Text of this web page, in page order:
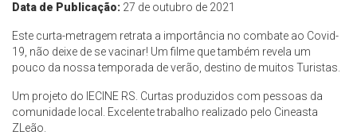
Data de Publicação: 27 de outubro de 2021
Este curta-metragem retrata a importância no combate ao Covid-
19, não deixe de se vacinar! Um filme que também revela um
pouco da nossa temporada de verão, destino de muitos Turistas.
Um projeto do IECINE RS. Curtas produzidos com pessoas da
comunidade local. Excelente trabalho realizado pelo Cineasta
ZLeão.